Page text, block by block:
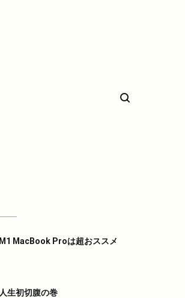
M1 MacBook Proは超おススメ
人生初切腹の巻